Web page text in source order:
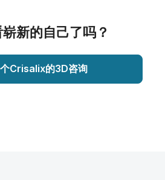
新的自己了吗？
Crisalix的3D咨询